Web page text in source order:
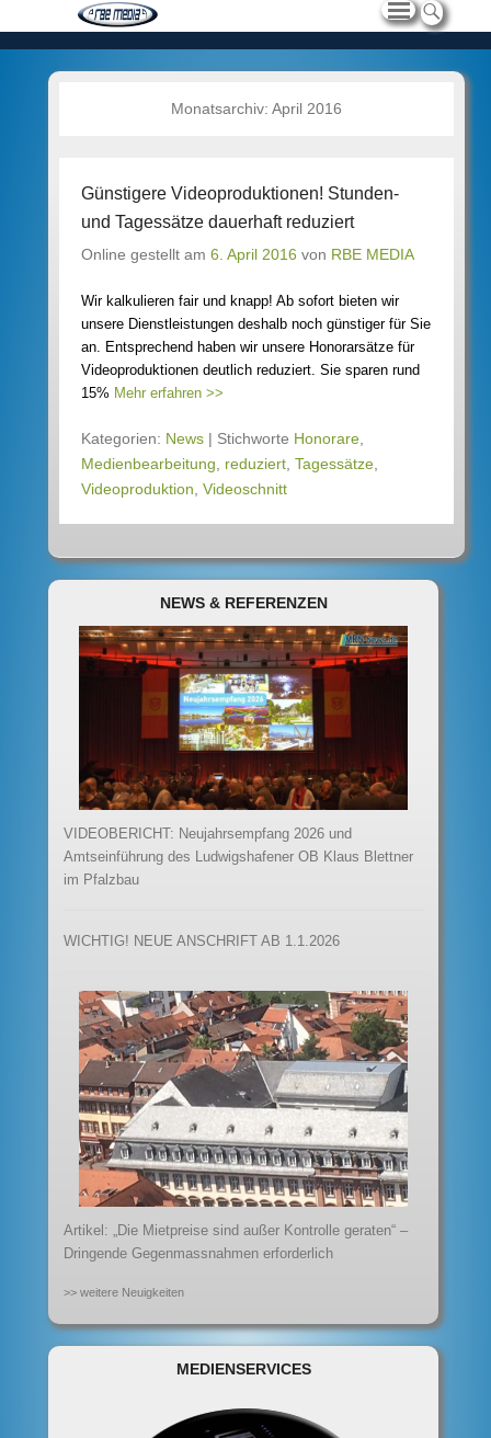
Monatsarchiv: April 2016
Günstigere Videoproduktionen! Stunden-
und Tagessätze dauerhaft reduziert
Online gestellt am 6. April 2016 von RBE MEDIA
Wir kalkulieren fair und knapp! Ab sofort bieten wir
unsere Dienstleistungen deshalb noch günstiger für Sie
an. Entsprechend haben wir unsere Honorarsätze für
Videoproduktionen deutlich reduziert. Sie sparen rund
15% Mehr erfahren >>
Kategorien: News | Stichworte Honorare
Medienbearbeitung
reduziert Tagessätze
Videoproduktion Videoschnitt
NEWS & REFERENZEN
VIDEOBERICHT: Neujahrsempfang 2026 und
Amtseinführung des Ludwigshafener OB Klaus Blettner
im Pfalzbau
WICHTIG! NEUE ANSCHRIFT AB 1.1.2026
Artikel: „Die Mietpreise sind außer Kontrolle geraten“ –
Dringende Gegenmassnahmen erforderlich
>> weitere Neuigkeiten
MEDIENSERVICES